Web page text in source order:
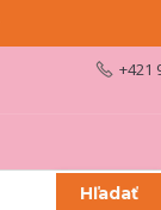
Hľadať
+421